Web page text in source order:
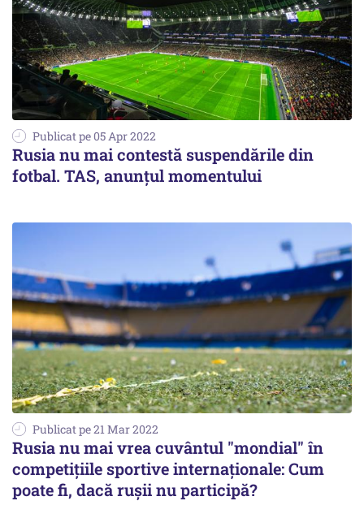
Publicat pe 05 Apr 2022
Rusia nu mai contestă suspendările din
fotbal. TAS, anunţul momentului
Publicat pe 21 Mar 2022
Rusia nu mai vrea cuvântul "mondial" în
competiţiile sportive internaţionale: Cum
poate fi, dacă ruşii nu participă?